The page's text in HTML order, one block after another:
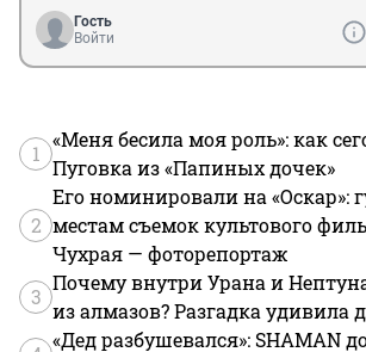
Гость
Войти
1
«Меня бесила моя роль»: как
Пуговка из «Папиных дочек»
2
Его номинировали на «Оскар»:
местам съемок культового
Чухрая — фоторепортаж
3
Почему внутри Урана и
из алмазов? Разгадка удивила
«Дед разбушевался»: SHAMAN